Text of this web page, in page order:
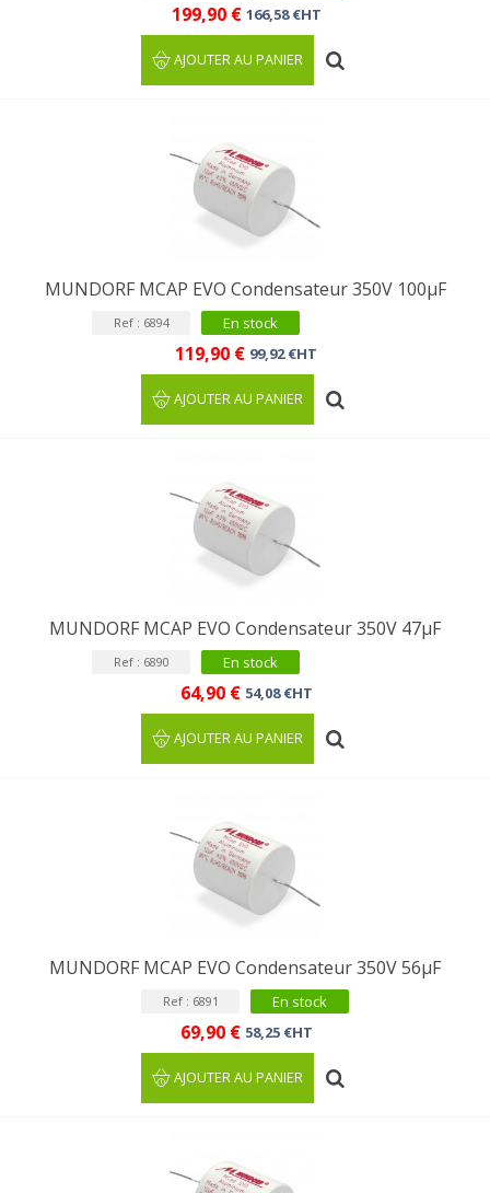
199,90 € 166,58 €HT
AJOUTER AU PANIER
MUNDORF MCAP EVO Condensateur 350V 100µF
Ref : 6894 En stock
119,90 € 99,92 €HT
AJOUTER AU PANIER
MUNDORF MCAP EVO Condensateur 350V 47µF
Ref : 6890 En stock
64,90 € 54,08 €HT
AJOUTER AU PANIER
MUNDORF MCAP EVO Condensateur 350V 56µF
Ref : 6891 En stock
69,90 € 58,25 €HT
AJOUTER AU PANIER